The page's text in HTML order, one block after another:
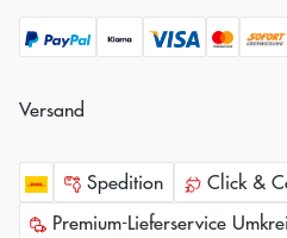
Versand
Spedition
Click &
Premium-Lieferservice